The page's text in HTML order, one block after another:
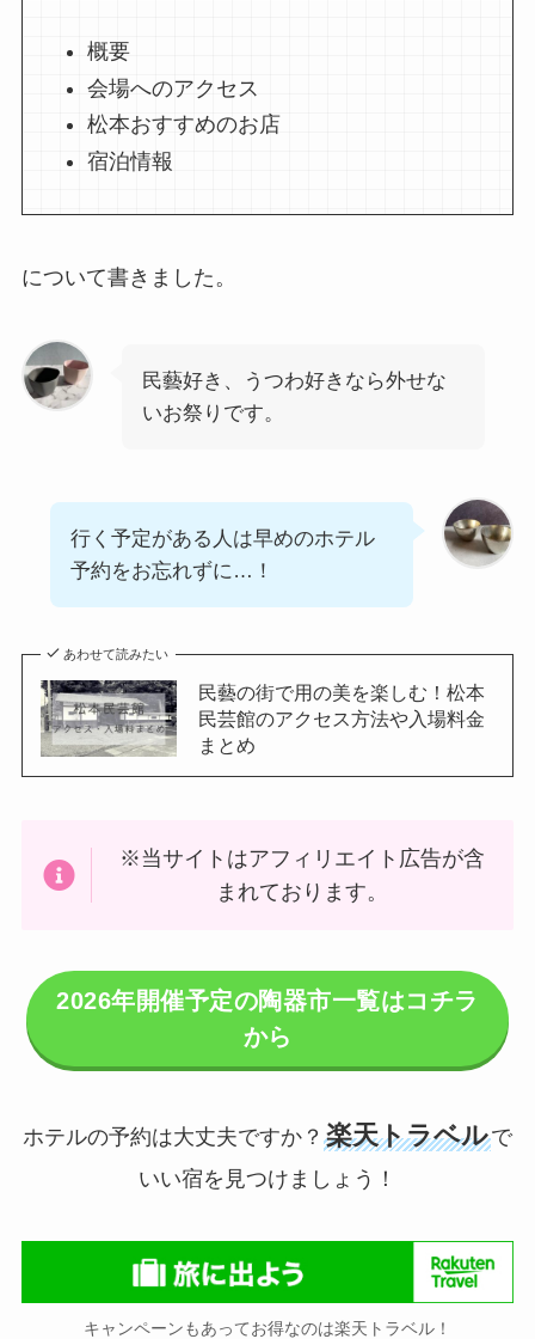
概要
会場へのアクセス
松本おすすめのお店
宿泊情報
について書きました。
民藝好き、うつわ好きなら外せな
いお祭りです。
行く予定がある人は早めのホテル
予約をお忘れずに…！
あわせて読みたい
民藝の街で用の美を楽しむ！松本
民芸館のアクセス方法や入場料金
まとめ
※当サイトはアフィリエイト広告が含
まれております。
2026年開催予定の陶器市一覧はコチラ
から
ホテルの予約は大丈夫ですか？ 楽天トラベルで
いい宿を見つけましょう！
キャンペーンもあってお得なのは楽天トラベル！